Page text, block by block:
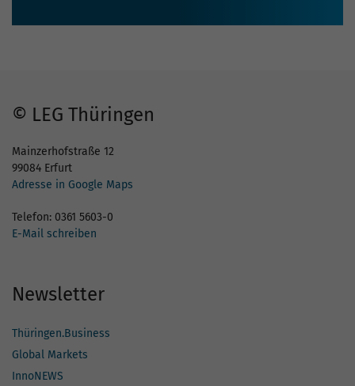
© LEG Thüringen
Mainzerhofstraße 12
99084 Erfurt
Adresse in Google Maps
Telefon: 0361 5603-0
E-Mail schreiben
Newsletter
Thüringen.Business
Global Markets
InnoNEWS